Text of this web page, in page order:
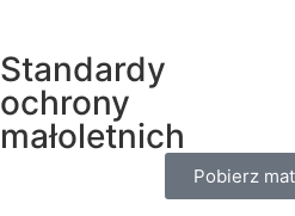
Standardy
ochrony
małoletnich
Pobierz